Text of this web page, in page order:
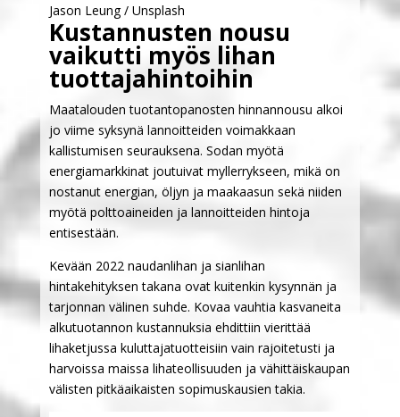
Jason Leung / Unsplash
Kustannusten nousu
vaikutti myös lihan
tuottajahintoihin
Maatalouden tuotantopanosten hinnannousu alkoi
jo viime syksynä lannoitteiden voimakkaan
kallistumisen seurauksena. Sodan myötä
energiamarkkinat joutuivat myllerrykseen, mikä on
nostanut energian, öljyn ja maakaasun sekä niiden
myötä polttoaineiden ja lannoitteiden hintoja
entisestään.
Kevään 2022 naudanlihan ja sianlihan
hintakehityksen takana ovat kuitenkin kysynnän ja
tarjonnan välinen suhde. Kovaa vauhtia kasvaneita
alkutuotannon kustannuksia ehdittiin vierittää
lihaketjussa kuluttajatuotteisiin vain rajoitetusti ja
harvoissa maissa lihateollisuuden ja vähittäiskaupan
välisten pitkäaikaisten sopimuskausien takia.